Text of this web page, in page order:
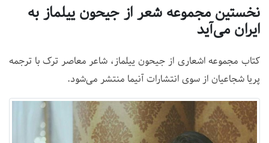
نخستین مجموعه شعر از جیحون ییلماز به
ایران می‌آید
کتاب مجموعه اشعاری از جیحون ییلماز، شاعر معاصر ترک با ترجمه
پریا شجاعیان از سوی انتشارات آنیما منتشر می‌شود.